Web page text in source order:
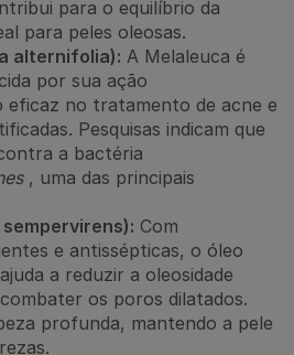
para o equilíbrio da
para peles oleosas.
alternifolia): A Melaleuca é
por sua ação
eficaz no tratamento de acne e
Pesquisas indicam que
a bactéria
, uma das principais
Com
e antissépticas, o óleo
a reduzir a oleosidade
os poros dilatados.
profunda, mantendo a pele